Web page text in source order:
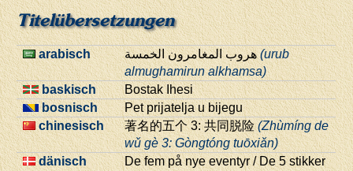
Titelübersetzungen
arabisch هروب المغامرون الخمسة(urub
almughamirun alkhamsa)
baskisch
Bostak Ihesi
bosnisch
Pet prijatelja u bijegu
chinesisch
著名的五个 3: 共同脱险(Zhùmíng de
wǔ gè 3: Gòngtóng tuōxiǎn)
dänisch
De fem på nye eventyr / De 5 stikker